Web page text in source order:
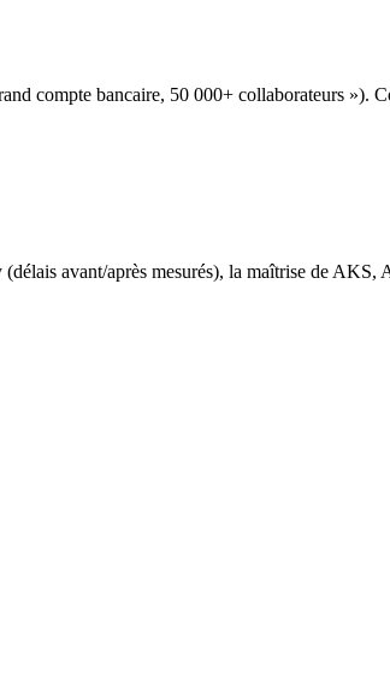
compte bancaire, 50 000+ collaborateurs »).
avant/après mesurés), la maîtrise de AKS,